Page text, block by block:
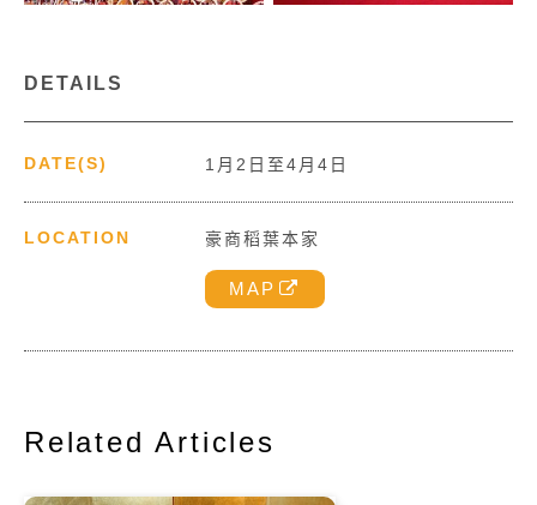
DETAILS
DATE(S) 1月2日至4月4日
LOCATION 豪商稻葉本家
MAP
Related Articles